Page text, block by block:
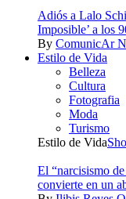
Adiós a Lalo
Imposible’ a los
By ComunicAr
Estilo de Vida
Belleza
Cultura
Fotografia
Moda
Turismo
Estilo de Vida
El “narcisismo
convierte en un